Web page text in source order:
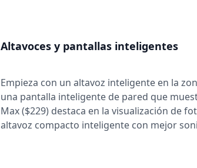
Altavoces y pantallas inteligentes
Empieza con un altavoz inteligente en la
una pantalla inteligente de pared que
Max ($229) destaca en la visualización de
altavoz compacto inteligente con mejor